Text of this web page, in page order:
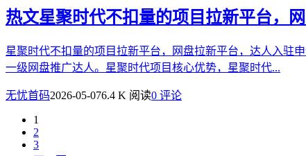
热文星聚时代不扣量的项目拉新平台，
星聚时代不扣量的项目拉新平台，网盘拉新平台，达人入驻
一级网盘推广达人。星聚时代项目核心优势，星聚时代...
无忧首码2026-05-076.4 K 阅读0 评论
1
2
3